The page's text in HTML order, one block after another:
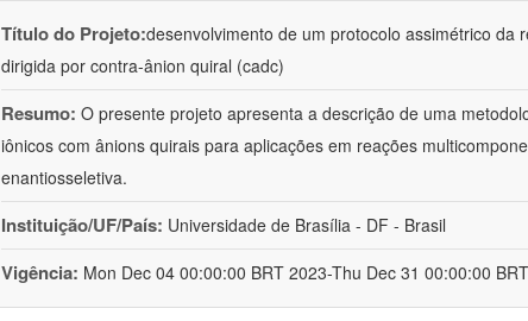
Título do Projeto:desenvolvimento de um protocolo assimétrico da
dirigida por contra-ânion quiral (cadc)
Resumo: O presente projeto apresenta a descrição de uma
iônicos com ânions quirais para aplicações em reações
enantiosseletiva.
Instituição/UF/País: Universidade de Brasília - DF - Brasil
Vigência: Mon Dec 04 00:00:00 BRT 2023-Thu Dec 31 00:00:00